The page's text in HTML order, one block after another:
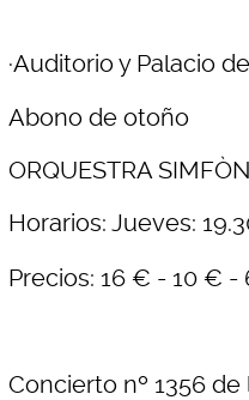
·Auditorio y Palacio
Abono de otoño
ORQUESTRA
Horarios: Jueves:
Precios: 16 € - 10 €
Concierto nº 1356